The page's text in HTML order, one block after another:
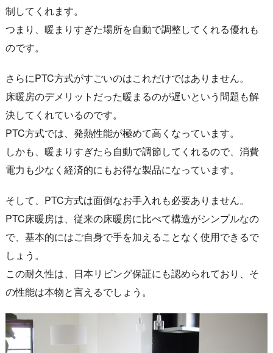
制してくれます。
つまり、暖まりすぎた場所を自動で調整してくれる優れも
のです。
さらにPTC方式がすごいのはこれだけではありません。
床暖房のデメリットだった暖まるのが遅いという問題も解
決してくれているのです。
PTC方式では、発熱性能が極めて高くなっています。
しかも、暖まりすぎたら自動で調節してくれるので、消費
電力も少なく経済的にもお得な製品になっています。
そして、PTC方式は面倒なお手入れも必要ありません。
PTC床暖房は、従来の床暖房に比べて構造がシンプルなの
で、基本的にはご自身で手を加えることなく使用できるで
しょう。
この耐久性は、日本リビング保証にも認められており、そ
の性能は本物と言えるでしょう。